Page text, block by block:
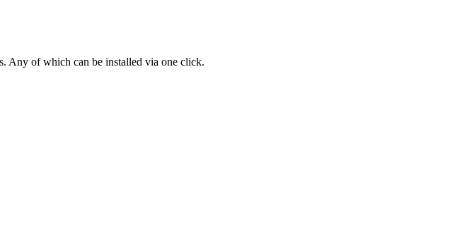
Any of which can be installed via one click.